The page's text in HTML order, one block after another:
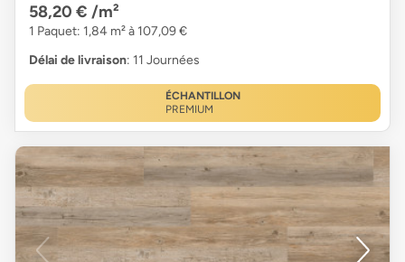
58,20 € /m²
1 Paquet: 1,84 m² à 107,09 €
Délai de livraison: 11 Journées
ÉCHANTILLON
PREMIUM